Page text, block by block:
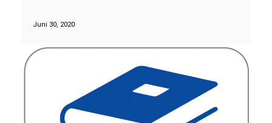
Juni 30, 2020